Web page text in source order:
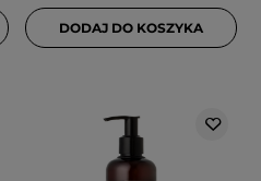
DODAJ DO KOSZYKA